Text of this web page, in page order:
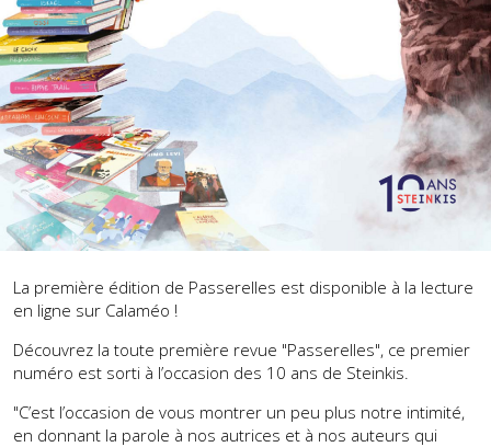
La première édition de Passerelles est disponible à la lecture
en ligne sur Calaméo !
Découvrez la toute première revue "Passerelles", ce premier
numéro est sorti à l’occasion des 10 ans de Steinkis.
"C’est l’occasion de vous montrer un peu plus notre intimité,
en donnant la parole à nos autrices et à nos auteurs qui